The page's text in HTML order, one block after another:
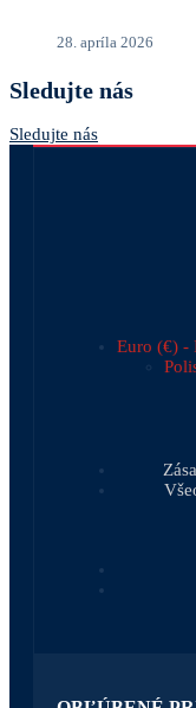
28. apríla 2026
Sledujte nás
Sledujte nás
Euro (€) -